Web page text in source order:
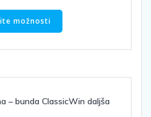
možnosti
ima
več
Možnosti
izberete
– bunda ClassicWin daljša